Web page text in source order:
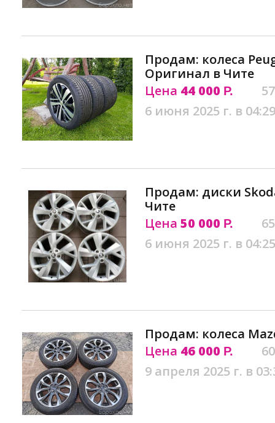
Продам: колеса
Оригинал в Чите
Цена 44 000 Р.
6 июня 2025 г. в 04:29
Продам: диски
Чите
Цена 50 000 Р.
6 июня 2025 г. в 04:25
Продам: колеса
Цена 46 000 Р.
9 апреля 2025 г. в